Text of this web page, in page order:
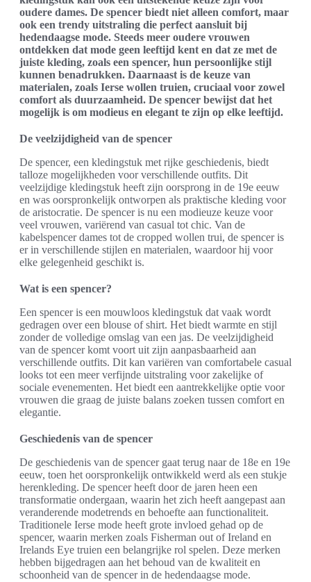
oudere dames. De spencer biedt niet alleen comfort, maar
ook een trendy uitstraling die perfect aansluit bij
hedendaagse mode. Steeds meer oudere vrouwen
ontdekken dat mode geen leeftijd kent en dat ze met de
juiste kleding, zoals een spencer, hun persoonlijke stijl
kunnen benadrukken. Daarnaast is de keuze van
materialen, zoals Ierse wollen truien, cruciaal voor zowel
comfort als duurzaamheid. De spencer bewijst dat het
mogelijk is om modieus en elegant te zijn op elke leeftijd.
De veelzijdigheid van de spencer
De spencer, een kledingstuk met rijke geschiedenis, biedt
talloze mogelijkheden voor verschillende outfits. Dit
veelzijdige kledingstuk heeft zijn oorsprong in de 19e eeuw
en was oorspronkelijk ontworpen als praktische kleding voor
de aristocratie. De spencer is nu een modieuze keuze voor
veel vrouwen, variërend van casual tot chic. Van de
kabelspencer dames tot de cropped wollen trui, de spencer is
er in verschillende stijlen en materialen, waardoor hij voor
elke gelegenheid geschikt is.
Wat is een spencer?
Een spencer is een mouwloos kledingstuk dat vaak wordt
gedragen over een blouse of shirt. Het biedt warmte en stijl
zonder de volledige omslag van een jas. De veelzijdigheid
van de spencer komt voort uit zijn aanpasbaarheid aan
verschillende outfits. Dit kan variëren van comfortabele casual
looks tot een meer verfijnde uitstraling voor zakelijke of
sociale evenementen. Het biedt een aantrekkelijke optie voor
vrouwen die graag de juiste balans zoeken tussen comfort en
elegantie.
Geschiedenis van de spencer
De geschiedenis van de spencer gaat terug naar de 18e en 19e
eeuw, toen het oorspronkelijk ontwikkeld werd als een stukje
herenkleding. De spencer heeft door de jaren heen een
transformatie ondergaan, waarin het zich heeft aangepast aan
veranderende modetrends en behoefte aan functionaliteit.
Traditionele Ierse mode heeft grote invloed gehad op de
spencer, waarin merken zoals Fisherman out of Ireland en
Irelands Eye truien een belangrijke rol spelen. Deze merken
hebben bijgedragen aan het behoud van de kwaliteit en
schoonheid van de spencer in de hedendaagse mode.